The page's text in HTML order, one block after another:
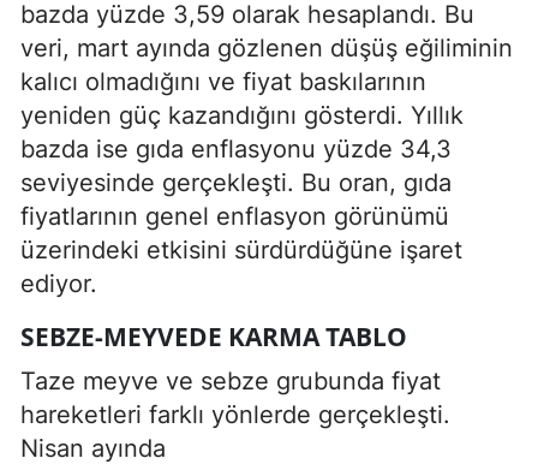
bazda yüzde 3,59 olarak hesaplandı. Bu
veri, mart ayında gözlenen düşüş eğiliminin
kalıcı olmadığını ve fiyat baskılarının
yeniden güç kazandığını gösterdi. Yıllık
bazda ise gıda enflasyonu yüzde 34,3
seviyesinde gerçekleşti. Bu oran, gıda
fiyatlarının genel enflasyon görünümü
üzerindeki etkisini sürdürdüğüne işaret
ediyor.
SEBZE-MEYVEDE KARMA TABLO
Taze meyve ve sebze grubunda fiyat
hareketleri farklı yönlerde gerçekleşti.
Nisan ayında